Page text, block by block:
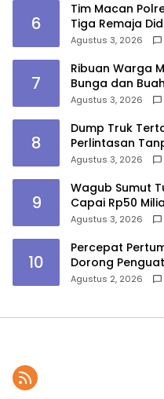
6
Tim Macan
Tiga Remaja
Marelan
Agustus 3, 2026
7
Ribuan Warga
Bunga dan
Aman di Bawah
Agustus 3, 2026
8
Dump Truk
Perlintasan
Tewas
Agustus 3, 2026
9
Wagub Sumut
Capai Rp50
Agustus 3, 2026
10
Percepat
Dorong
Medan
Agustus 2, 2026